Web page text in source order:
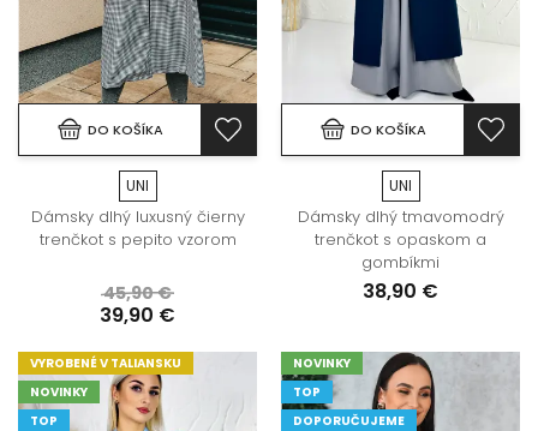
DO KOŠÍKA
UNI
Dámsky dlhý luxusný čierny
trenčkot s pepito vzorom
45,90 €
39,90 €
DO KOŠÍKA
UNI
Dámsky dlhý tmavomodrý
trenčkot s opaskom a
gombíkmi
38,90 €
VYROBENÉ V TALIANSKU
NOVINKY
TOP
NOVINKY
TOP
DOPORUČUJEME